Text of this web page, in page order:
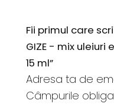
Fii primul care
GIZE - mix uleiuri
15 ml”
Adresa ta de
Câmpurile